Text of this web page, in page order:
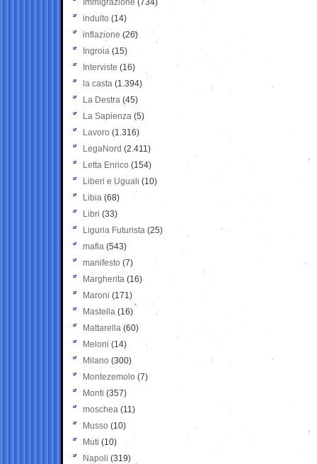
Immigrazione (734)
indulto (14)
inflazione (26)
Ingroia (15)
Interviste (16)
la casta (1.394)
La Destra (45)
La Sapienza (5)
Lavoro (1.316)
LegaNord (2.411)
Letta Enrico (154)
Liberi e Uguali (10)
Libia (68)
Libri (33)
Liguria Futurista (25)
mafia (543)
manifesto (7)
Margherita (16)
Maroni (171)
Mastella (16)
Mattarella (60)
Meloni (14)
Milano (300)
Montezemolo (7)
Monti (357)
moschea (11)
Musso (10)
Muti (10)
Napoli (319)